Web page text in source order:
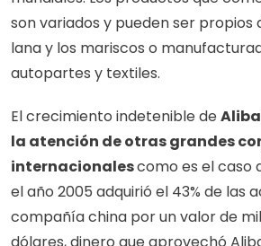
son variados y pueden ser propios
lana y los mariscos o
autopartes y textiles.
El crecimiento indetenible de
la atención de otras grandes
internacionales como es el caso
el año 2005 adquirió el 43% de las
compañía china por un valor de